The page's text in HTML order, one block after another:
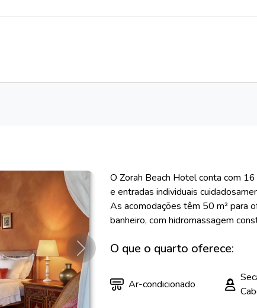
Próximo
O Zorah Beach Hotel conta com
e entradas individuais
As acomodações têm 50 m² para
banheiro, com hidromassagem
O que o quarto oferece:
Ar-condicionado